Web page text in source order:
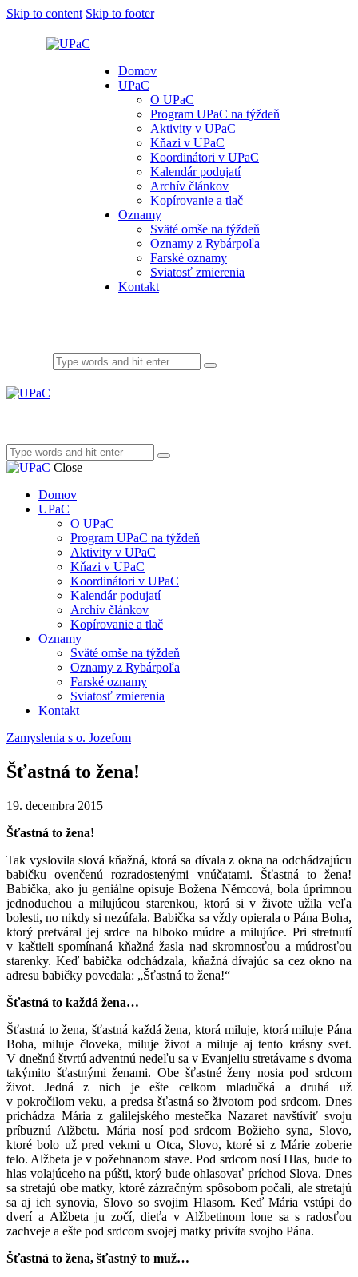
Skip to content Skip to footer
Domov
UPaC
O UPaC
Program UPaC na týždeň
Aktivity v UPaC
Kňazi v UPaC
Koordinátori v UPaC
Kalendár podujatí
Archív článkov
Kopírovanie a tlač
Oznamy
Sväté omše na týždeň
Oznamy z Rybárpoľa
Farské oznamy
Sviatosť zmierenia
Kontakt
Close
Domov
UPaC
O UPaC
Program UPaC na týždeň
Aktivity v UPaC
Kňazi v UPaC
Koordinátori v UPaC
Kalendár podujatí
Archív článkov
Kopírovanie a tlač
Oznamy
Sväté omše na týždeň
Oznamy z Rybárpoľa
Farské oznamy
Sviatosť zmierenia
Kontakt
Zamyslenia s o. Jozefom
Šťastná to žena!
19. decembra 2015
Šťastná to žena!
Tak vyslovila slová kňažná, ktorá sa dívala z okna na odchádzajúcu
babičku ovenčenú rozradostenými vnúčatami. Šťastná to žena!
Babička, ako ju geniálne opisuje Božena Němcová, bola úprimnou
jednoduchou a milujúcou starenkou, ktorá si v živote užila veľa
bolesti, no nikdy si nezúfala. Babička sa vždy opierala o Pána Boha,
ktorý pretváral jej srdce na hlboko múdre a milujúce. Pri stretnutí
v kaštieli spomínaná kňažná žasla nad skromnosťou a múdrosťou
starenky. Keď babička odchádzala, kňažná dívajúc sa cez okno na
adresu babičky povedala: „Šťastná to žena!“
Šťastná to každá žena…
Šťastná to žena, šťastná každá žena, ktorá miluje, ktorá miluje Pána
Boha, miluje človeka, miluje život a miluje aj tento krásny svet.
V dnešnú štvrtú adventnú nedeľu sa v Evanjeliu stretávame s dvoma
takýmito šťastnými ženami. Obe šťastné ženy nosia pod srdcom
život. Jedná z nich je ešte celkom mladučká a druhá už
v pokročilom veku, a predsa šťastná so životom pod srdcom. Dnes
prichádza Mária z galilejského mestečka Nazaret navštíviť svoju
príbuznú Alžbetu. Mária nosí pod srdcom Božieho syna, Slovo,
ktoré bolo už pred vekmi u Otca, Slovo, ktoré si z Márie zoberie
telo. Alžbeta je v požehnanom stave. Pod srdcom nosí Hlas, bude to
hlas volajúceho na púšti, ktorý bude ohlasovať príchod Slova. Dnes
sa stretajú obe matky, ktoré zázračným spôsobom počali, ale stretajú
sa aj ich synovia, Slovo so svojim Hlasom. Keď Mária vstúpi do
dverí a Alžbeta ju zočí, dieťa v Alžbetinom lone sa s radosťou
zachveje a ešte pod srdcom svojej matky privíta svojho Pána.
Šťastná to žena, šťastný to muž…